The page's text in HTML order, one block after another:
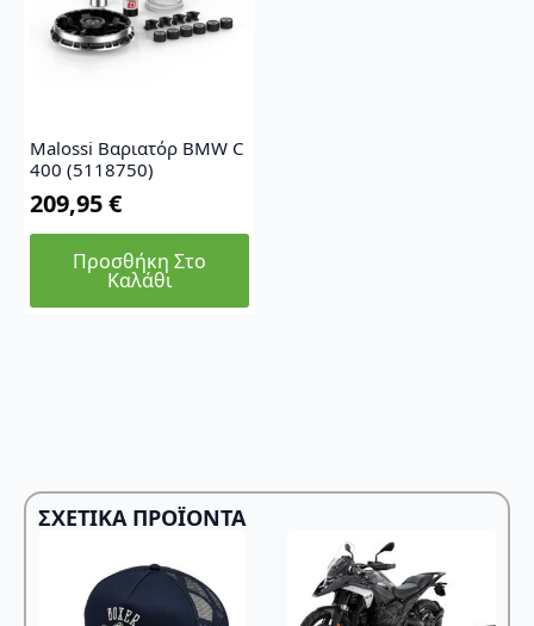
Malossi Βαριατόρ BMW C
400 (5118750)
209,95€
Προσθήκη Στο
Καλάθι
ΣΧΕΤΙΚΆ ΠΡΟΪΌΝΤΑ